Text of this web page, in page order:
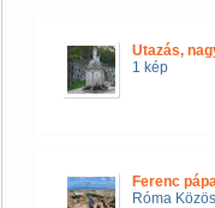
Utazás,
1 kép
Ferenc
Róma